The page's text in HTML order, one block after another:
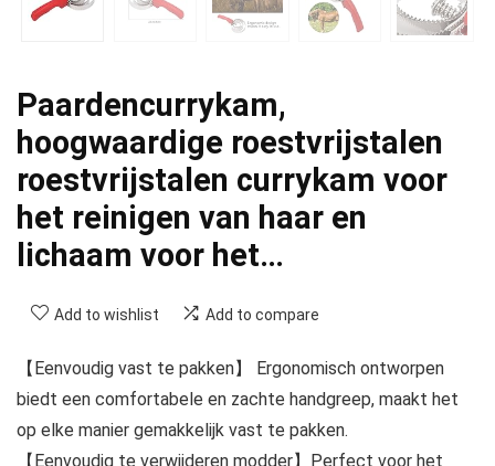
Paardencurrykam,
hoogwaardige roestvrijstalen
roestvrijstalen currykam voor
het reinigen van haar en
lichaam voor het…
Add to wishlist Add to compare
【Eenvoudig vast te pakken】 Ergonomisch ontworpen
biedt een comfortabele en zachte handgreep, maakt het
op elke manier gemakkelijk vast te pakken.
【Eenvoudig te verwijderen modder】Perfect voor het